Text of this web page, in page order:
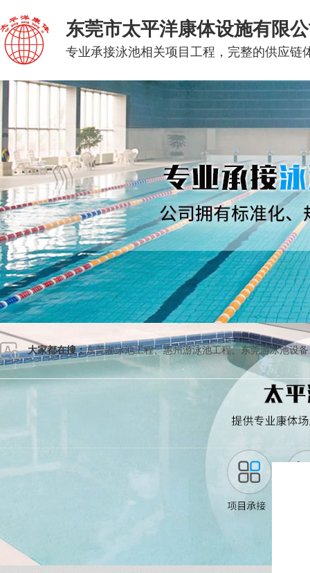
东莞市太平洋康体设施有限
专业承接泳池相关项目工程，完整的供应链
大家都在搜：东莞游泳池工程、惠州游泳池工程、东莞游泳池设备